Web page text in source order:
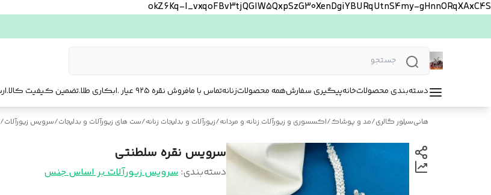
okZ6Kq-l_vxqoFBv3tjQGlW5QxpSzG30XenDgiYBURqUtnS4my-gHnnORqXAxC4S
دسته‌بندی محصولاتخانهپیگیری سفارشهمه محصولاتزنانهتماس با مافروش نقره ۹۲۵ عیار .ابکاری طلا.تضمین کیفیت کالا.ارسال کل کشور. ارسال فوری تهرا.
هانی‌سیلور گالری/مد و پوشاک/اکسسوری و زیورآلات زنانه و مردانه/زیورآلات و بدلیجات زنانه/ست‌ های زیورآلات و بدلیجات/سرویس زیورآلات/
سرویس نقره سلطنتی
دسته‌بندی: سرویس زیورآلات بر اساس جنس